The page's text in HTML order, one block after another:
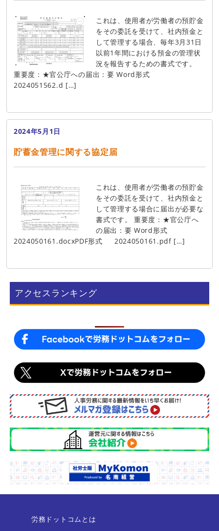
これは、使用者が労働者の預貯金
をその委託を受けて、社内預金と
して管理する場合、毎年3月31日
以前1年間における預金の管理状
況を報告するための書式です。
重要度：★官公庁への届出：要 Word形式
2024051562.d […]
2024年5月1日
貯蓄金管理に関する協定届
これは、使用者が労働者の預貯金
をその委託を受けて、社内預金と
して管理する場合に届出が必要な
書式です。 重要度：★官公庁へ
の届出：要 Word形式
2024050161.docxPDF形式 2024050161.pdf […]
アクセスランキング
労務ドットコムとは